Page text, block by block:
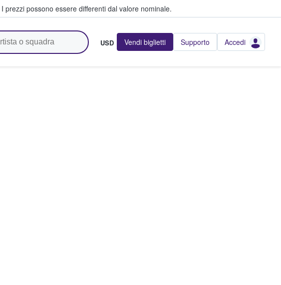
I prezzi possono essere differenti dal valore nominale.
USD Vendi biglietti Supporto Accedi